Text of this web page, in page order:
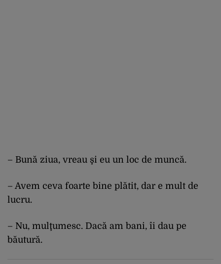
– Bună ziua, vreau şi eu un loc de muncă.
– Avem ceva foarte bine plătit, dar e mult de
lucru.
– Nu, mulţumesc. Dacă am bani, îi dau pe
băutură.